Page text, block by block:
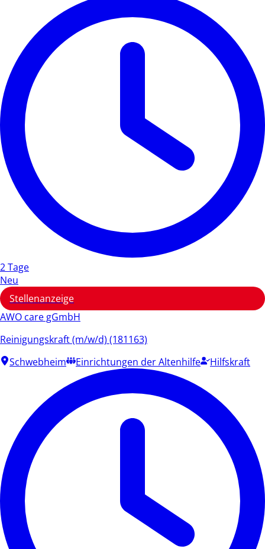
2 Tage
Neu
Stellenanzeige
AWO care gGmbH
Reinigungskraft (m/w/d) (181163)
Schwebheim
Einrichtungen der Altenhilfe Hilfskraft